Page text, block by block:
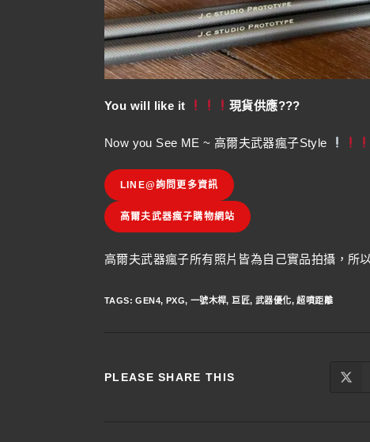
You will like it 現貨供應???
Now you See ME ~ 高爾夫武器瘋子Style
LINE@詢問更多資訊
高爾夫武器瘋子購物網站
高爾夫武器瘋子所有照片皆為自己實品拍攝，所
TAGS:GEN4, PXG, 一號木桿, 巨匠, 武器優化, 超噴距離
PLEASE SHARE THIS